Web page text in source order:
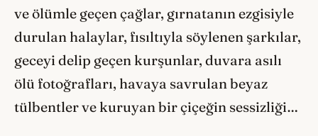
ve ölümle geçen çağlar, gırnatanın ezgisiyle
durulan halaylar, fısıltıyla söylenen şarkılar,
geceyi delip geçen kurşunlar, duvara asılı
ölü fotoğrafları, havaya savrulan beyaz
tülbentler ve kuruyan bir çiçeğin sessizliği…